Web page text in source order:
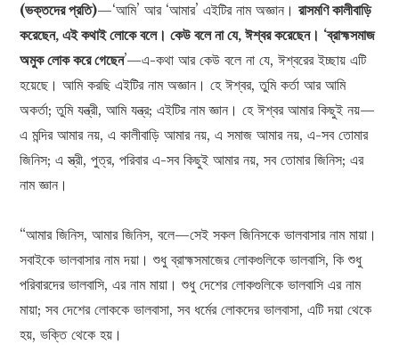
(ভক্তদের প্রতি)—‘আমি’ আর ‘আমার’ এইটির নাম অজ্ঞান।রাসমণি কালীবাড়ি
করেছেন, এই কথাই লোকে বলে। কেউ বলে না যে, ঈশ্বর করেছেন। ‘ব্রাহ্মসমাজ
অমুক লোক করে গেছেন’—এ-কথা আর কেউ বলে না যে, ঈশ্বরের ইচ্ছায় এটি
হয়েছে। আমি করছি এইটির নাম অজ্ঞান। হে ঈশ্বর, তুমি কর্তা আর আমি
অকর্তা; তুমি যন্ত্রী, আমি যন্ত্র; এইটির নাম জ্ঞান। হে ঈশ্বর আমার কিছুই নয়—
এ মন্দির আমার নয়, এ কালীবাড়ি আমার নয়, এ সমাজ আমার নয়, এ-সব তোমার
জিনিস; এ স্ত্রী, পুত্র, পরিবার এ-সব কিছুই আমার নয়, সব তোমার জিনিস; এর
নাম জ্ঞান।
“আমার জিনিস, আমার জিনিস, বলে—সেই সকল জিনিসকে ভালবাসার নাম মায়া।
সবাইকে ভালবাসার নাম দয়া। শুধু ব্রাহ্মসমাজের লোকগুলিকে ভালবাসি, কি শুধু
পরিবারদের ভালবাসি, এর নাম মায়া। শুধু দেশের লোকগুলিকে ভালবাসি এর নাম
মায়া; সব দেশের লোককে ভালবাসা, সব ধর্মের লোকদের ভালবাসা, এটি দয়া থেকে
হয়, ভক্তি থেকে হয়।